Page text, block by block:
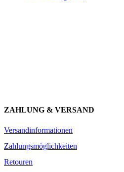
ZAHLUNG & VERSAND
Versandinformationen
Zahlungsmöglichkeiten
Retouren